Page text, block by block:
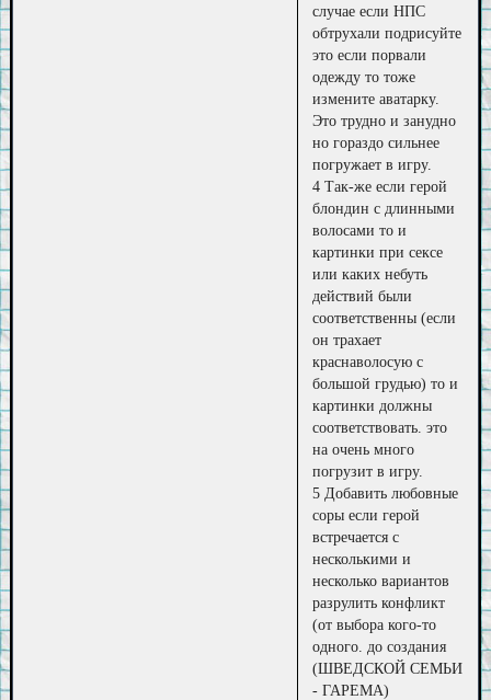
случае если НПС
обтрухали подрисуйте
это если порвали
одежду то тоже
измените аватарку.
Это трудно и занудно
но гораздо сильнее
погружает в игру.
4 Так-же если герой
блондин с длинными
волосами то и
картинки при сексе
или каких небуть
действий были
соответственны (если
он трахает
краснаволосую с
большой грудью) то и
картинки должны
соответствовать. это
на очень много
погрузит в игру.
5 Добавить любовные
соры если герой
встречается с
несколькими и
несколько вариантов
разрулить конфликт
(от выбора кого-то
одного. до создания
(ШВЕДСКОЙ СЕМЬИ
- ГАРЕМА)